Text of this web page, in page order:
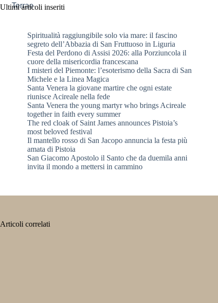
Ultimi articoli inseriti
Spiritualità raggiungibile solo via mare: il fascino
segreto dell’Abbazia di San Fruttuoso in Liguria
Festa del Perdono di Assisi 2026: alla Porziuncola il
cuore della misericordia francescana
I misteri del Piemonte: l’esoterismo della Sacra di San
Michele e la Linea Magica
Santa Venera la giovane martire che ogni estate
riunisce Acireale nella fede
Santa Venera the young martyr who brings Acireale
together in faith every summer
The red cloak of Saint James announces Pistoia’s
most beloved festival
Il mantello rosso di San Jacopo annuncia la festa più
amata di Pistoia
San Giacomo Apostolo il Santo che da duemila anni
invita il mondo a mettersi in cammino
Articoli correlati